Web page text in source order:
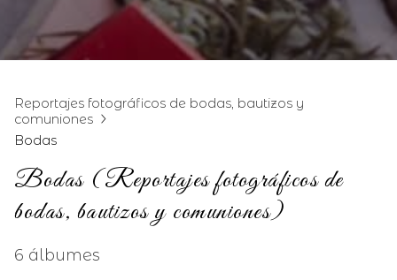
Reportajes fotográficos de bodas, bautizos y
comuniones
Bodas
Bodas (Reportajes fotográficos de
bodas, bautizos y comuniones)
6 álbumes